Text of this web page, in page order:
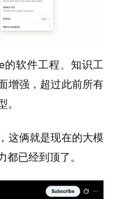
的软件工程、知识工
增强，超过此前所有
这俩就是现在的大模
已经到顶了。